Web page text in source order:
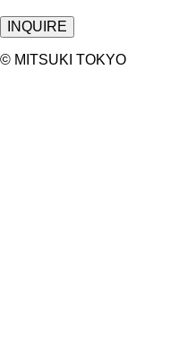
©︎ MITSUKI TOKYO